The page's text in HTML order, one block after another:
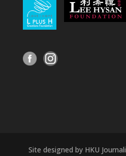
Site designed by HKU